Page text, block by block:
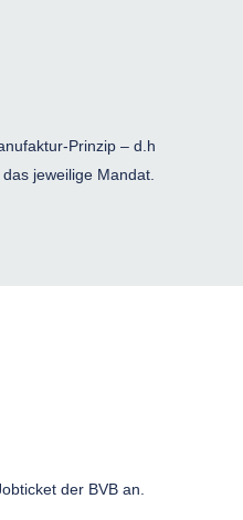
Prinzip – d.h
jeweilige Mandat.
der BVB an.